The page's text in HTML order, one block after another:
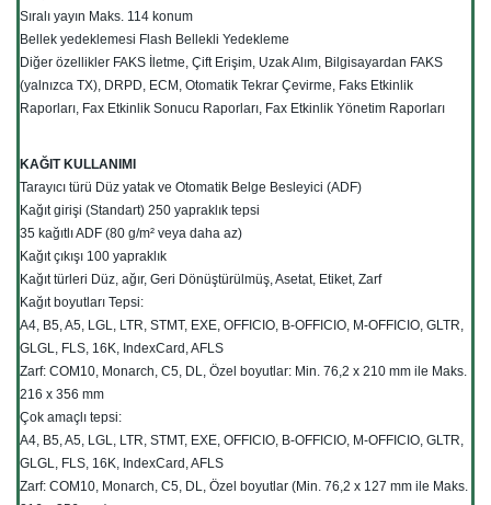
Sıralı yayın Maks. 114 konum
Bellek yedeklemesi Flash Bellekli Yedekleme
Diğer özellikler FAKS İletme, Çift Erişim, Uzak Alım, Bilgisayardan FAKS
(yalnızca TX), DRPD, ECM, Otomatik Tekrar Çevirme, Faks Etkinlik
Raporları, Fax Etkinlik Sonucu Raporları, Fax Etkinlik Yönetim Raporları
KAĞIT KULLANIMI
Tarayıcı türü Düz yatak ve Otomatik Belge Besleyici (ADF)
Kağıt girişi (Standart) 250 yapraklık tepsi
35 kağıtlı ADF (80 g/m² veya daha az)
Kağıt çıkışı 100 yapraklık
Kağıt türleri Düz, ağır, Geri Dönüştürülmüş, Asetat, Etiket, Zarf
Kağıt boyutları Tepsi:
A4, B5, A5, LGL, LTR, STMT, EXE, OFFICIO, B-OFFICIO, M-OFFICIO, GLTR,
GLGL, FLS, 16K, IndexCard, AFLS
Zarf: COM10, Monarch, C5, DL, Özel boyutlar: Min. 76,2 x 210 mm ile Maks.
216 x 356 mm
Çok amaçlı tepsi:
A4, B5, A5, LGL, LTR, STMT, EXE, OFFICIO, B-OFFICIO, M-OFFICIO, GLTR,
GLGL, FLS, 16K, IndexCard, AFLS
Zarf: COM10, Monarch, C5, DL, Özel boyutlar (Min. 76,2 x 127 mm ile Maks.